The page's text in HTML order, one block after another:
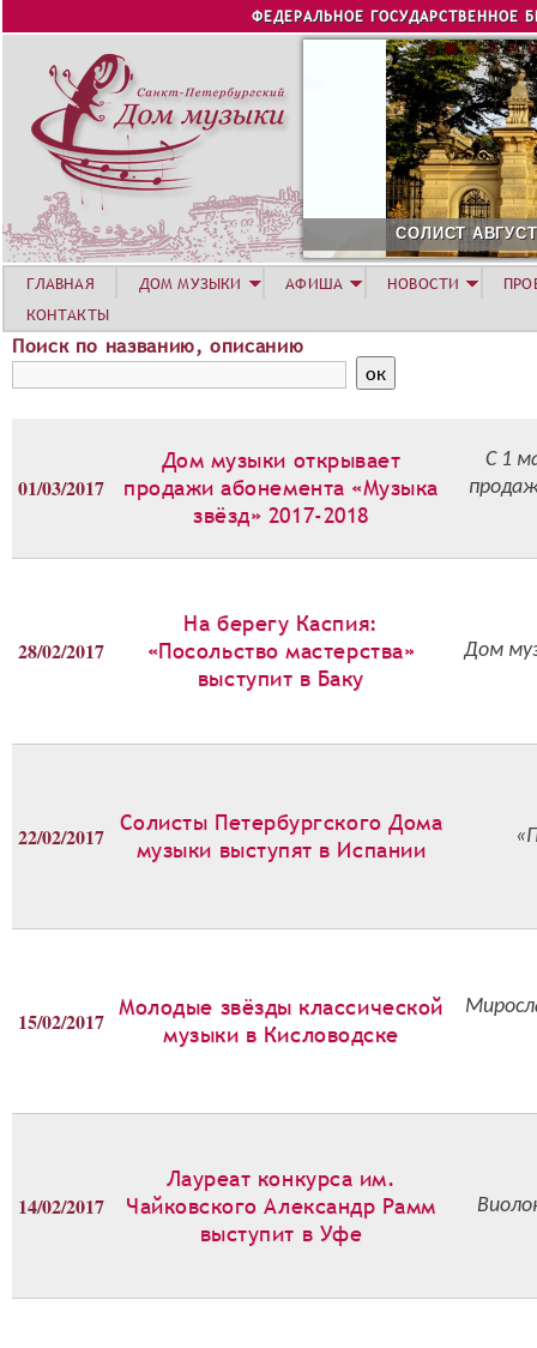
Jump to navigation
ФЕДЕРАЛЬНОЕ ГОСУДАРСТВЕННОЕ
СОЛИСТ АВГУСТА 2026
Поиск по названию, описанию
01/03/2017
Дом музыки открывает
продажи абонемента «Музыка
звёзд» 2017-2018
С 1
28/02/2017
На берегу Каспия:
«Посольство мастерства»
выступит в Баку
Дом
22/02/2017
Солисты Петербургского Дома
музыки выступят в Испании
15/02/2017
Молодые звёзды классической
музыки в Кисловодске
14/02/2017
Лауреат конкурса им.
Чайковского Александр Рамм
выступит в Уфе
ГЛАВНАЯ ДОМ МУЗЫКИ АФИША НОВОСТИ
КОНТАКТЫ